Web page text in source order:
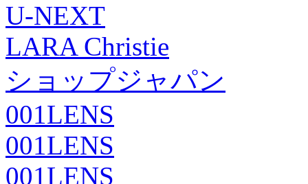
U-NEXT
LARA Christie
ショップジャパン
001LENS
001LENS
001LENS